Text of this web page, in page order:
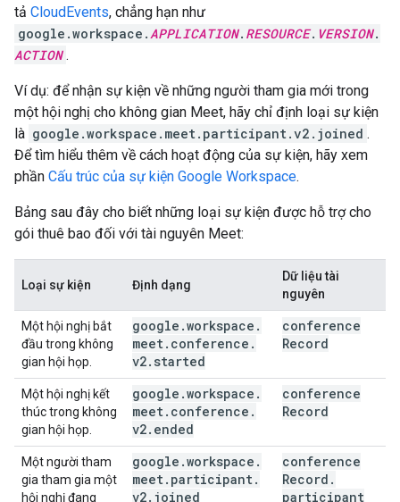
tả CloudEvents, chẳng hạn như
google.workspace.APPLICATION. RESOURCE. VERSION.
ACTION .
Ví dụ: để nhận sự kiện về những người tham gia mới trong
một hội nghị cho không gian Meet, hãy chỉ định loại sự kiện
là google.workspace.meet.participant.v2.joined .
Để tìm hiểu thêm về cách hoạt động của sự kiện, hãy xem
phần Cấu trúc của sự kiện Google Workspace.
Bảng sau đây cho biết những loại sự kiện được hỗ trợ cho
gói thuê bao đối với tài nguyên Meet:
Loại sự kiện Định dạng
Dữ liệu tài
nguyên
Một hội nghị bắt
đầu trong không
gian hội họp.
google .workspace .
meet. conference .
v2. started
conference
Record
Một hội nghị kết
thúc trong không
gian hội họp.
google .workspace .
meet. conference .
v2. ended
conference
Record
Một người tham
gia tham gia một
hội nghị đang
google .workspace .
meet. participant.
v2. joined
conference
Record .
participant